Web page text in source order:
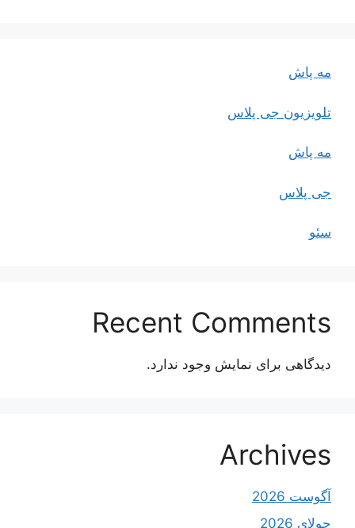
مه پاش
تلویزیون جی پلاس
مه پاش
جی پلاس
سئو
Recent Comments
دیدگاهی برای نمایش وجود ندارد.
Archives
آگوست 2026
جولای 2026